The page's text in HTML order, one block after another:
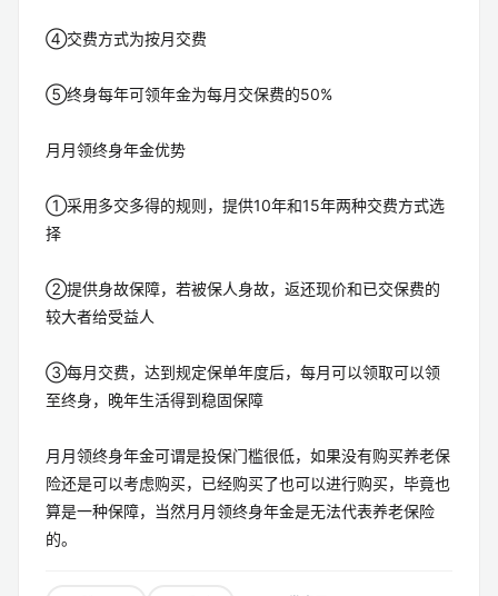
④交费方式为按月交费
⑤终身每年可领年金为每月交保费的50%
月月领终身年金优势
①采用多交多得的规则，提供10年和15年两种交费方式选
择
②提供身故保障，若被保人身故，返还现价和已交保费的
较大者给受益人
③每月交费，达到规定保单年度后，每月可以领取可以领
至终身，晚年生活得到稳固保障
月月领终身年金可谓是投保门槛很低，如果没有购买养老保
险还是可以考虑购买，已经购买了也可以进行购买，毕竟也
算是一种保障，当然月月领终身年金是无法代表养老保险
的。